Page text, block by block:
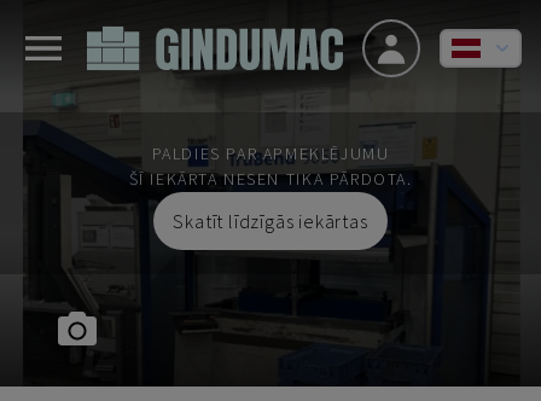
PALDIES PAR APMEKLĒJUMU
ŠĪ IEKĀRTA NESEN TIKA PĀRDOTA.
Skatīt līdzīgās iekārtas